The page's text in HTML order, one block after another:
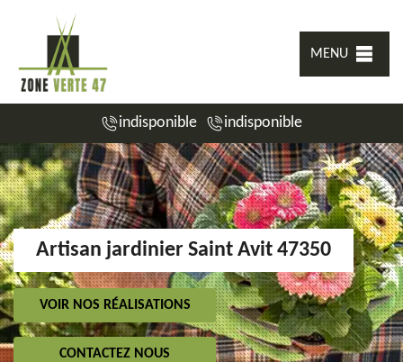
MENU
indisponible indisponible
Artisan jardinier Saint Avit 47350
VOIR NOS RÉALISATIONS
CONTACTEZ NOUS